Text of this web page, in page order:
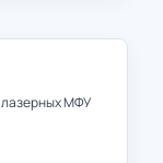
МФУ